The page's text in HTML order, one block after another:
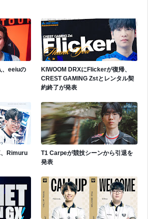
、eeiuの
KIWOOM DRXにFlickerが復帰、
CREST GAMING Zstとレンタル契
約終了が発表
Rimuru
T1 Carpeが競技シーンから引退を
発表